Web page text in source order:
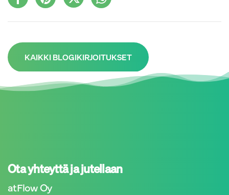
KAIKKI BLOGIKIRJOITUKSET
Ota yhteyttä ja jutellaan
atFlow Oy